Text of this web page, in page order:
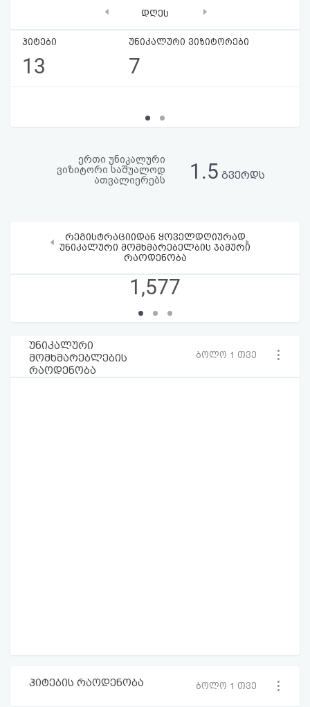
სალიცენზიო
შეთანხმება
დღეს
ჰიტები
13
უნიკალური ვიზიტორები
7
‹ ›
ერთი უნიკალური
ვიზიტორი საშუალოდ
ათვალიერებს
1.5 გვერდს
რეგისტრაციიდან ყოველდღიურად
უნიკალური მომხმარებელბის ჯამური
რაოდენობა
1,577
‹ ›
უნიკალური
მომხმარებლების
რაოდენობა
ბოლო 1 თვე
ჰიტების რაოდენობა ბოლო 1 თვე